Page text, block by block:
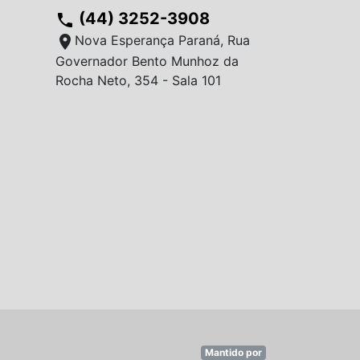
phone (44) 3252-3908
location_on Nova Esperança Paraná, Rua
Governador Bento Munhoz da
Rocha Neto, 354 - Sala 101
Mantido por